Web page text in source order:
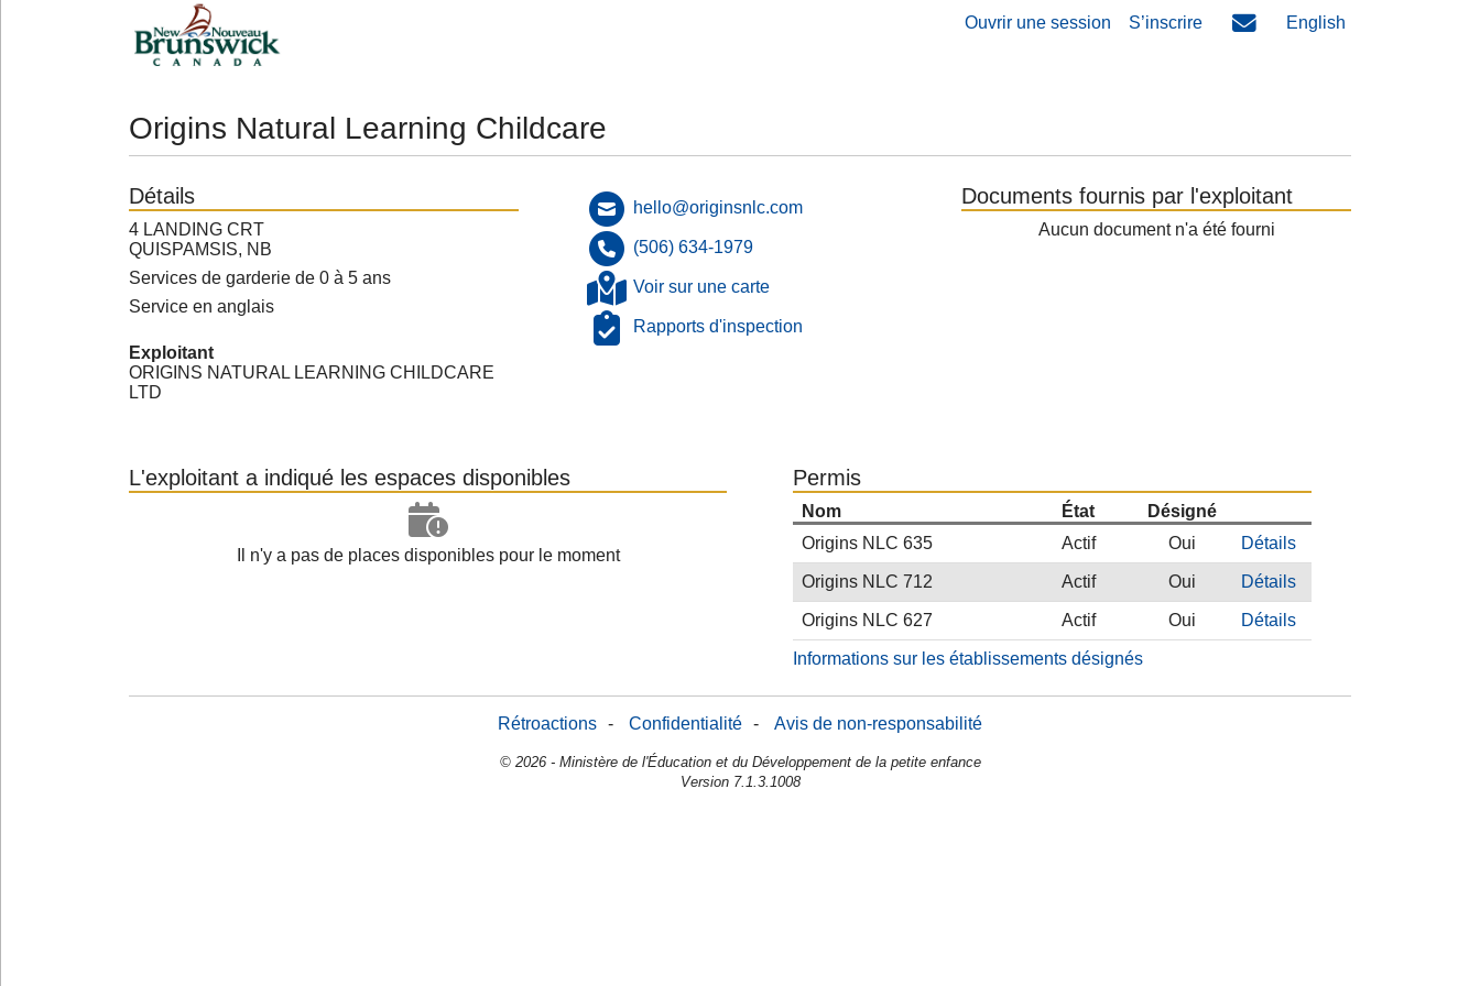
Ouvrir une session S’inscrire English
Origins Natural Learning Childcare
Détails
4 LANDING CRT
QUISPAMSIS, NB
Services de garderie de 0 à 5 ans
Service en anglais
Exploitant
ORIGINS NATURAL LEARNING CHILDCARE
LTD
hello@originsnlc.com
(506) 634-1979
Voir sur une carte
Rapports d'inspection
Documents fournis par l'exploitant
Aucun document n'a été fourni
L'exploitant a indiqué les espaces disponibles
Il n'y a pas de places disponibles pour le moment
Permis
Nom État
Désigné
Origins NLC 635
Actif Oui Détails
Origins NLC 712 Actif Oui Détails
Origins NLC 627 Actif Oui Détails
Informations sur les établissements désignés
Rétroactions - Confidentialité - Avis de non-responsabilité
© 2026 - Ministère de l'Éducation et du Développement de la petite enfance
Version 7.1.3.1008